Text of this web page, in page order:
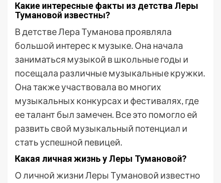
Какие интересные факты из детства Леры
Тумановой известны?
В детстве Лера Туманова проявляла
большой интерес к музыке. Она начала
заниматься музыкой в школьные годы и
посещала различные музыкальные кружки.
Она также участвовала во многих
музыкальных конкурсах и фестивалях, где
ее талант был замечен. Все это помогло ей
развить свой музыкальный потенциал и
стать успешной певицей.
Какая личная жизнь у Леры Тумановой?
О личной жизни Леры Тумановой известно